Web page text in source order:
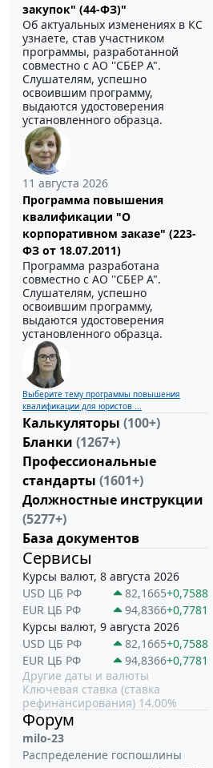
закупок" (44-ФЗ)"
Об актуальных изменениях в КС
узнаете, став участником
программы, разработанной
совместно с АО ''СБЕР А".
Слушателям, успешно
освоившим программу,
выдаются удостоверения
установленного образца.
11 августа 2026
Программа повышения
квалификации "О
корпоративном заказе" (223-
ФЗ от 18.07.2011)
Программа разработана
совместно с АО ''СБЕР А".
Слушателям, успешно
освоившим программу,
выдаются удостоверения
установленного образца.
Выберите тему программы повышения
квалификации для юристов ...
Калькуляторы (100+)
Бланки (1267+)
Профессиональные
стандарты (1601+)
Должностные инструкции
(5277+)
База документов
Сервисы
Курсы валют, 8 августа 2026
USD ЦБ РФ
82,1665+0,7588
EUR ЦБ РФ
94,8366+0,7781
Курсы валют, 9 августа 2026
USD ЦБ РФ
82,1665+0,7588
EUR ЦБ РФ
94,8366+0,7781
Другие даты и валюты
Ключевая ставка (ставка
рефинансирования) 14.00%
Форум
milo-23
Распределение госпошлины